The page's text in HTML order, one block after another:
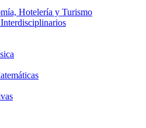
Hotelería y Turismo